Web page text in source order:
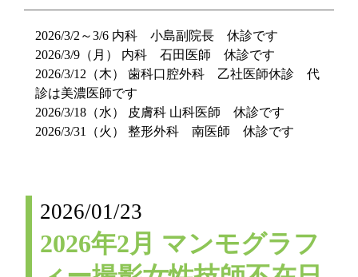
2026/3/2～3/6 内科 小島副院長 休診です
2026/3/9（月） 内科 石田医師 休診です
2026/3/12（木） 歯科口腔外科 乙社医師休診 代
診は美濃医師です
2026/3/18（水） 皮膚科 山科医師 休診です
2026/3/31（火） 整形外科 南医師 休診です
2026/01/23
2026年2月 マンモグラフ